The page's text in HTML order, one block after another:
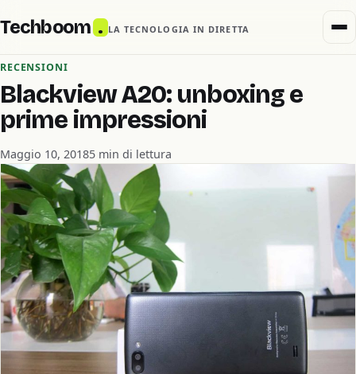
Techboom . LA TECNOLOGIA IN DIRETTA
RECENSIONI
Blackview A20: unboxing e
prime impressioni
Maggio 10, 20185 min di lettura